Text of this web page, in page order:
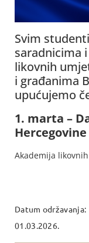
Svim
saradnicima
likovnih
i građanima
upućujemo
1. marta –
Hercegovine
Akademija
Datum održavanja:
01.03.2026.